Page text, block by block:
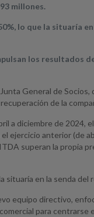
millones.
lo que la situaría
los resultados
General de
de la
a diciembre de 2024,
ejercicio anterior (de
superan la propia
situaría en la senda
equipo directivo,
para centrarse